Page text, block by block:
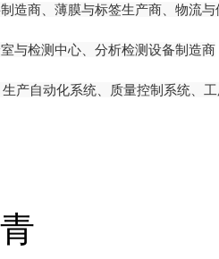
造商、薄膜与标签生产商、物流
与检测中心、分析检测设备制造商
产自动化系统、质量控制系统、